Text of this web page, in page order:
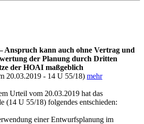
Anspruch kann auch ohne Vertrag und
der Planung durch Dritten
der HOAI maßgeblich
20.03.2019 - 14 U 55/18) mehr
Urteil vom 20.03.2019 hat das
(14 U 55/18) folgendes entschieden:
einer Entwurfsplanung im